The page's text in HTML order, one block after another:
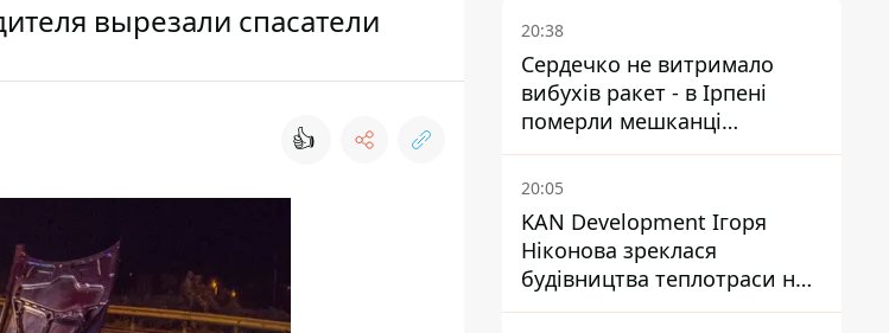
вырезали спасатели
👍
20:38
Сердечко не витримало
вибухів ракет - в Ірпені
померли мешканці
притулку для собак з
інвалідністю
20:05
KAN Development Ігоря
Ніконова зреклася
будівництва теплотраси на
Теремках